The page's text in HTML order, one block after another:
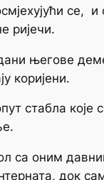
се,
ријечи.
његове
коријени.
стабла које
са оним
док